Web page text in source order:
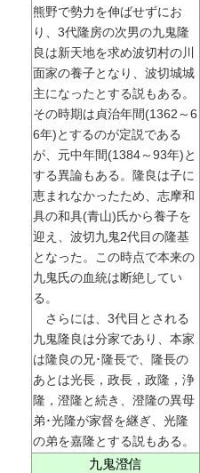
熊野で勢力を伸ばせずにお
り、3代隆房の次男の九鬼隆
良は新天地を求め波切村の川
面家の養子となり、波切城城
主になったとする説もある。
その時期は貞治年間(1362～6
6年)とするのが定説である
が、元中年間(1384～93年)と
する異論もある。隆良は子に
恵まれなかったため、志摩和
具の和具(青山)氏から養子を
迎え、波切九鬼2代目の隆基
となった。この時点で本来の
九鬼氏の血統は断絶してい
る。
さらには、3代目とされる
九鬼隆良は分家であり、本家
は隆良の兄･隆長で、隆長の
あとは光長，政長，政隆，浄
隆，澄隆と続き、澄隆の異母
弟･光隆が家督を継ぎ、光隆
の弟を嘉隆とする説もある。
九鬼澄信